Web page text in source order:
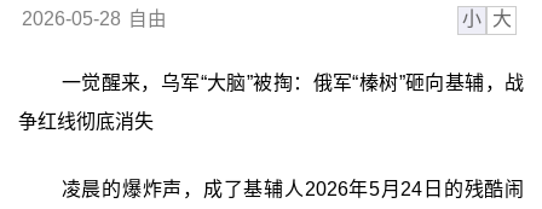
2026-05-28 自由 小 大
一觉醒来，乌军“大脑”被掏：俄军“榛树”砸向基辅，战
争红线彻底消失
凌晨的爆炸声，成了基辅人2026年5月24日的残酷闹